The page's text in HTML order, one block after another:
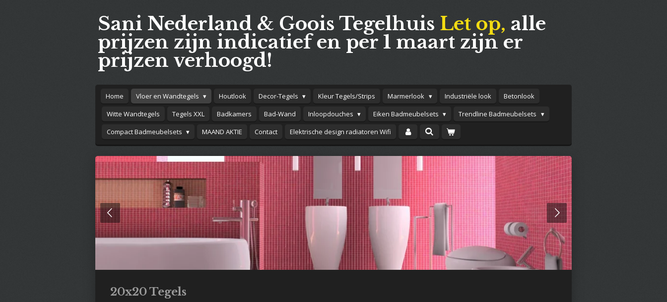
Sani Nederland & Goois Tegelhuis Let op, alle
prijzen zijn indicatief en per 1 maart zijn er
prijzen verhoogd!
Home Vloer en Wandtegels Houtlook Decor-Tegels Kleur Tegels/Strips Marmerlook Industriële look
Betonlook
Witte Wandtegels
Tegels XXL Badkamers Bad-Wand Inloopdouches Eiken Badmeubelsets
Trendline Badmeubelsets
Compact Badmeubelsets
MAAND AKTIE Contact Elektrische design radiatoren Wifi
20x20 Tegels